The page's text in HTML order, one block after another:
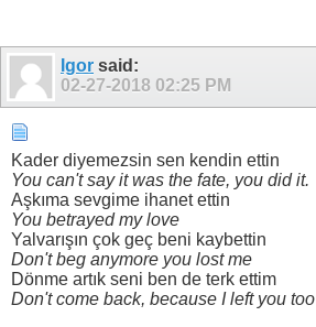
Igor said:
02-27-2018 02:25 PM
Kader diyemezsin sen kendin ettin
You can't say it was the fate, you did it.
Aşkıma sevgime ihanet ettin
You betrayed my love
Yalvarışın çok geç beni kaybettin
Don't beg anymore you lost me
Dönme artık seni ben de terk ettim
Don't come back, because I left you too